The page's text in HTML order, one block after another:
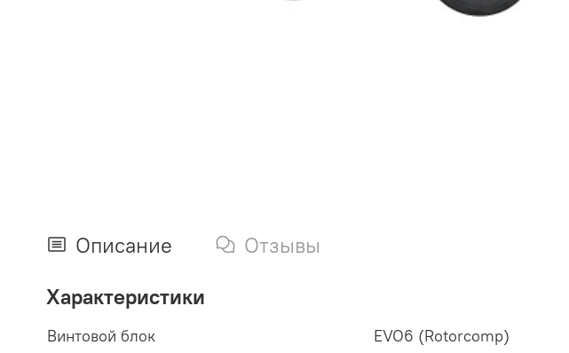
Описание
Отзывы
Характеристики
Винтовой блок
EVO6 (Rotorcomp)